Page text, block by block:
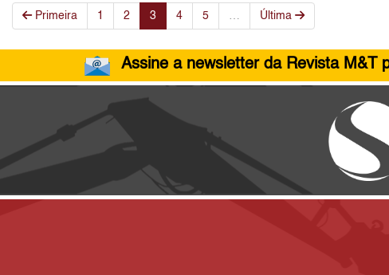
Primeira 1 2 3 4 5 … Última
Assine a newsletter da Revista M&T